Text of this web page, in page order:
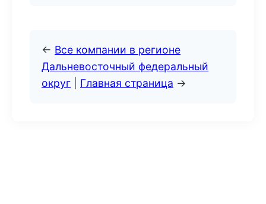
← Все компании в регионе
Дальневосточный федеральный
округ
Главная страница →